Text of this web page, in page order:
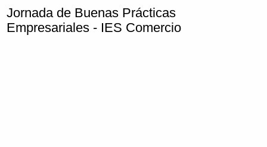
Jornada de Buenas Prácticas
Empresariales - IES Comercio